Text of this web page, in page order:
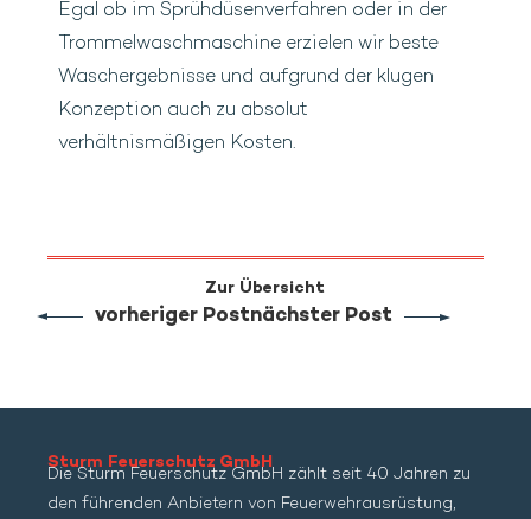
Egal ob im Sprühdüsenverfahren oder in der
Trommelwaschmaschine erzielen wir beste
Waschergebnisse und aufgrund der klugen
Konzeption auch zu absolut
verhältnismäßigen Kosten.
Zur Übersicht
vorheriger Postnächster Post
Sturm Feuerschutz GmbH
Die Sturm Feuerschutz GmbH zählt seit 40 Jahren zu
den führenden Anbietern von Feuerwehrausrüstung,